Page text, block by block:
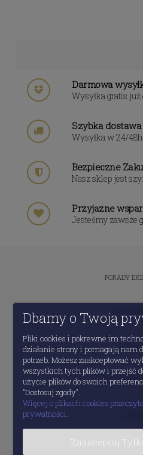
Darmowa
Wysyłka gratis już
Szybka dostawa
Wysyłka w 24/
Bezpieczne
Nasz sklep jest
Przyjazne
Jesteśmy zawsze
PORADY
POMOC
INFORMACJE
Dbamy o Twoją
Pliki cookies i pokrewne im
działanie strony i pomagają nam
potrzeb. Możesz zaakceptować
wszystkich tych plików i przejść
użycie plików do swoich
"Dostosuj zgody".
Więcej o plikach cookies
prywatności.
Zaakceptuj